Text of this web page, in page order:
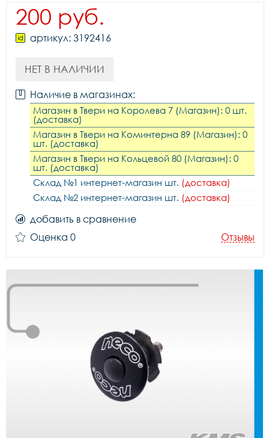
200 руб.
артикул: 3192416
НЕТ В НАЛИЧИИ
Наличие в магазинах:
Магазин в Твери на Королева 7 (Магазин): 0 шт.
(доставка)
Магазин в Твери на Коминтерна 89 (Магазин): 0
шт. (доставка)
Магазин в Твери на Кольцевой 80 (Магазин): 0
шт. (доставка)
Склад №1 интернет-магазин шт. (доставка)
Склад №2 интернет-магазин шт. (доставка)
добавить в сравнение
Оценка 0
Отзывы